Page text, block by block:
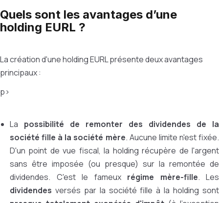
Quels sont les avantages d’une
holding EURL ?
La création d'une holding EURL présente deux avantages
principaux :
p>
La possibilité de remonter des dividendes de la
société fille à la société mère. Aucune limite n'est fixée.
D'un point de vue fiscal, la holding récupère de l'argent
sans être imposée (ou presque) sur la remontée de
dividendes. C'est le fameux régime mère-fille. Les
dividendes versés par la société fille à la holding sont